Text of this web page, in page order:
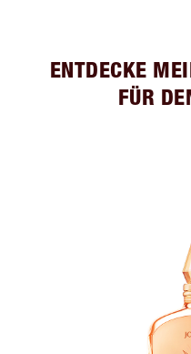
ENTDECKE
FÜR